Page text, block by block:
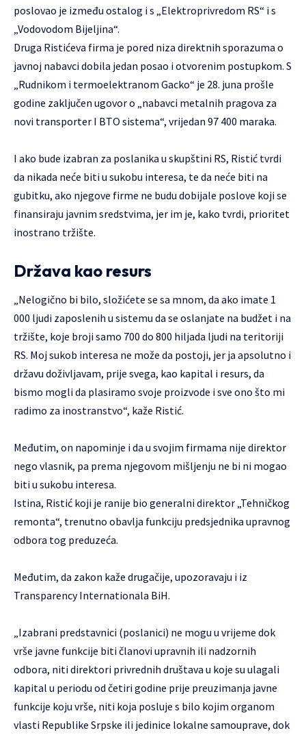
poslovao je između ostalog i s „Elektroprivredom RS“ i s
„Vodovodom Bijeljina“.
Druga Ristićeva firma je pored niza direktnih sporazuma o
javnoj nabavci dobila jedan posao i otvorenim postupkom. S
„Rudnikom i termoelektranom Gacko“ je 28. juna prošle
godine zaključen ugovor o „nabavci metalnih pragova za
novi transporter I BTO sistema“, vrijedan 97 400 maraka.
I ako bude izabran za poslanika u skupštini RS, Ristić tvrdi
da nikada neće biti u sukobu interesa, te da neće biti na
gubitku, ako njegove firme ne budu dobijale poslove koji se
finansiraju javnim sredstvima, jer im je, kako tvrdi, prioritet
inostrano tržište.
Država kao resurs
„Nelogično bi bilo, složićete se sa mnom, da ako imate 1
000 ljudi zaposlenih u sistemu da se oslanjate na budžet i na
tržište, koje broji samo 700 do 800 hiljada ljudi na teritoriji
RS. Moj sukob interesa ne može da postoji, jer ja apsolutno i
državu doživljavam, prije svega, kao kapital i resurs, da
bismo mogli da plasiramo svoje proizvode i sve ono što mi
radimo za inostranstvo“, kaže Ristić.
Međutim, on napominje i da u svojim firmama nije direktor
nego vlasnik, pa prema njegovom mišljenju ne bi ni mogao
biti u sukobu interesa.
Istina, Ristić koji je ranije bio generalni direktor „Tehničkog
remonta“, trenutno obavlja funkciju predsjednika upravnog
odbora tog preduzeća.
Međutim, da zakon kaže drugačije, upozoravaju i iz
Transparency Internationala BiH.
„Izabrani predstavnici (poslanici) ne mogu u vrijeme dok
vrše javne funkcije biti članovi upravnih ili nadzornih
odbora, niti direktori privrednih društava u koje su ulagali
kapital u periodu od četiri godine prije preuzimanja javne
funkcije koju vrše, niti koja posluje s bilo kojim organom
vlasti Republike Srpske ili jedinice lokalne samouprave, dok